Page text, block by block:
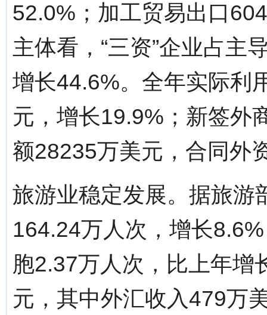
52.0%；加工贸易出口
主体看，“三资”企业占主
增长44.6%。全年实际利
元，增长19.9%；新签外
额28235万美元，合同外
旅游业稳定发展。据旅游
164.24万人次，增长
胞2.37万人次，比上年增
元，其中外汇收入479万